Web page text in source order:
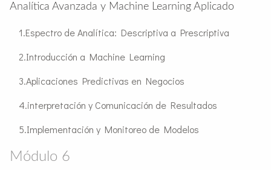
Analítica Avanzada y Machine Learning Aplicado
Espectro de Analítica: Descriptiva a Prescriptiva
Introducción a Machine Learning
Aplicaciones Predictivas en Negocios
interpretación y Comunicación de Resultados
Implementación y Monitoreo de Modelos
Módulo 6